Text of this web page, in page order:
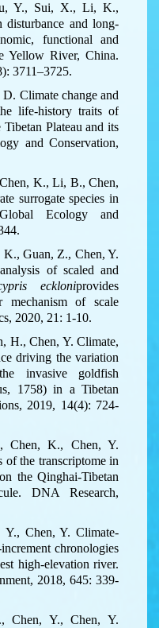
Y., Sui, X., Li, K.,
and long-
functional and
Yellow River, China.
3711–3725.
Climate change and
life-history traits of
Plateau and its
and Conservation,
K., Li, B., Chen,
surrogate species in
Ecology and
Guan, Z., Chen, Y.
of scaled and
eckloniprovides
mechanism of scale
2020, 21: 1-10.
H., Chen, Y. Climate,
driving the variation
invasive goldfish
1758) in a Tibetan
2019, 14(4): 724-
Chen, K., Chen, Y.
of the transcriptome in
the Qinghai-Tibetan
DNA Research,
Y., Chen, Y. Climate-
chronologies
high-elevation river.
2018, 645: 339-
Chen, Y., Chen, Y.